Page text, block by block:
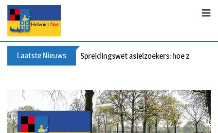
Laatste Nieuws Spreidingswet asielzoekers: hoe zit dat?